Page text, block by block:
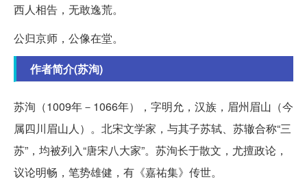
西人相告，无敢逸荒。
公归京师，公像在堂。
作者简介(苏洵)
苏洵（1009年－1066年），字明允，汉族，眉州眉山（今
属四川眉山人）。北宋文学家，与其子苏轼、苏辙合称“三
苏”，均被列入“唐宋八大家”。苏洵长于散文，尤擅政论，
议论明畅，笔势雄健，有《嘉祐集》传世。